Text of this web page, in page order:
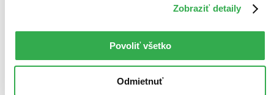
Zobraziť detaily
Povoliť všetko
Odmietnuť